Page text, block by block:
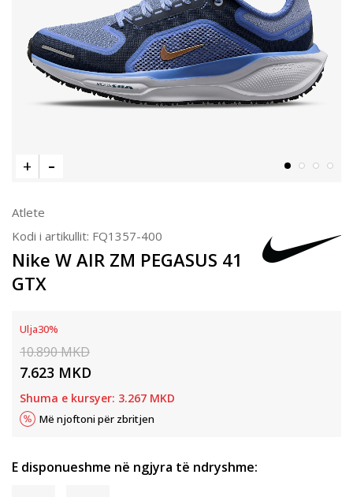
Atlete
Kodi i artikullit: FQ1357-400
Nike W AIR ZM PEGASUS 41
GTX
Ulja30%
10.890MKD
7.623 MKD
Shuma e kursyer: 3.267 MKD
Më njoftoni për zbritjen
E disponueshme në ngjyra të ndryshme: